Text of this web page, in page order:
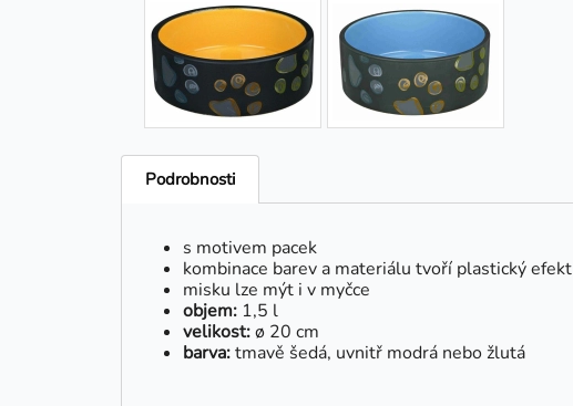
Podrobnosti
s motivem pacek
kombinace barev a materiálu tvoří plastický efekt
misku lze mýt i v myčce
objem: 1,5 l
velikost:ø 20 cm
barva:tmavě šedá, uvnitř modrá nebo žlutá